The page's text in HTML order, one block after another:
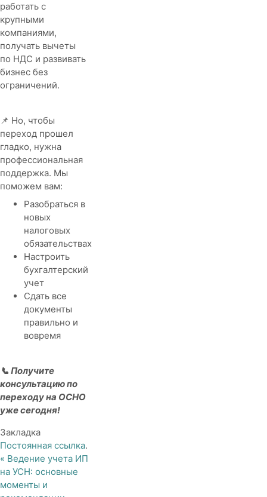
работать с
крупными
компаниями,
получать вычеты
по НДС и развивать
бизнес без
ограничений.
📌 Но, чтобы
переход прошел
гладко, нужна
профессиональная
поддержка. Мы
поможем вам:
Разобраться в
новых
налоговых
обязательствах
Настроить
бухгалтерский
учет
Сдать все
документы
правильно и
вовремя
📞 Получите
консультацию по
переходу на ОСНО
уже сегодня!
Закладка
Постоянная ссылка.
« Ведение учета ИП
на УСН: основные
моменты и